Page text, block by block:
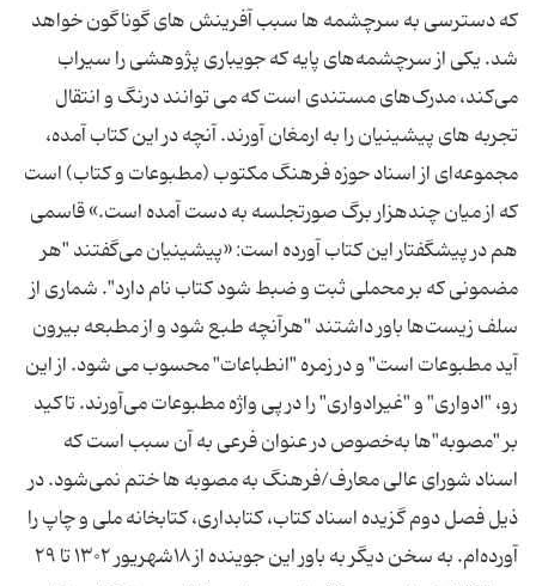
که دسترسی به سرچشمه ها سبب آفرینش های گوناگون خواهد
شد. یکی از سرچشمه‌های پایه که جویباری پژوهشی را سیراب
می‌کند، مدرک‌های مستندی است که می توانند درنگ و انتقال
تجربه های پیشینیان را به ارمغان آورند. آنچه در این کتاب آمده،
مجموعه‌ای از اسناد حوزه فرهنگ مکتوب (مطبوعات و کتاب) است
که از میان چندهزار برگ صورتجلسه به دست آمده است.» قاسمی
هم در پیشگفتار این کتاب آورده است: «پیشینیان می‌گفتند "هر
مضمونی که بر محملی ثبت و ضبط شود کتاب نام دارد". شماری از
سلف زیست‌ها باور داشتند "هرآنچه طبع شود و از مطبعه بیرون
آید مطبوعات است" و در زمره "انطباعات" محسوب می شود. از این
رو، "ادواری" و "غیرادواری" را در پی واژه مطبوعات می‌آورند. تاکید
بر "مصوبه"ها به‌خصوص در عنوان فرعی به آن سبب است که
اسناد شورای عالی معارف/فرهنگ به مصوبه ها ختم نمی‌شود. در
ذیل فصل دوم گزیده اسناد کتاب، کتابداری، کتابخانه ملی و چاپ را
آورده‌ام. به سخن دیگر به باور این جوینده از ۱۸شهریور ۱۳۰۲ تا ۲۹